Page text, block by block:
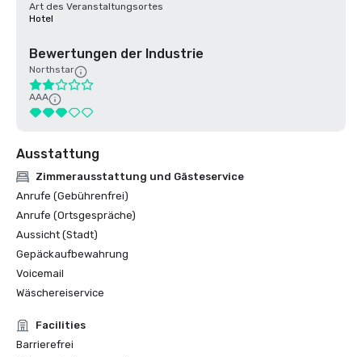
Art des Veranstaltungsortes
Hotel
Bewertungen der Industrie
Northstar
AAA
Ausstattung
Zimmerausstattung und Gästeservice
Anrufe (Gebührenfrei)
Anrufe (Ortsgespräche)
Aussicht (Stadt)
Gepäckaufbewahrung
Voicemail
Wäschereiservice
Facilities
Barrierefrei